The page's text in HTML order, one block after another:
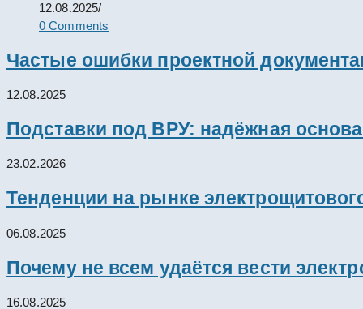
12.08.2025/
0 Comments
Частые ошибки проектной
12.08.2025
Подставки под ВРУ: надёжная
23.02.2026
Тенденции на рынке
06.08.2025
Почему не всем удаётся вести
16.08.2025